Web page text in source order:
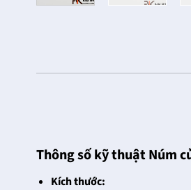
Thông số kỹ thuật Núm
Kích thước: